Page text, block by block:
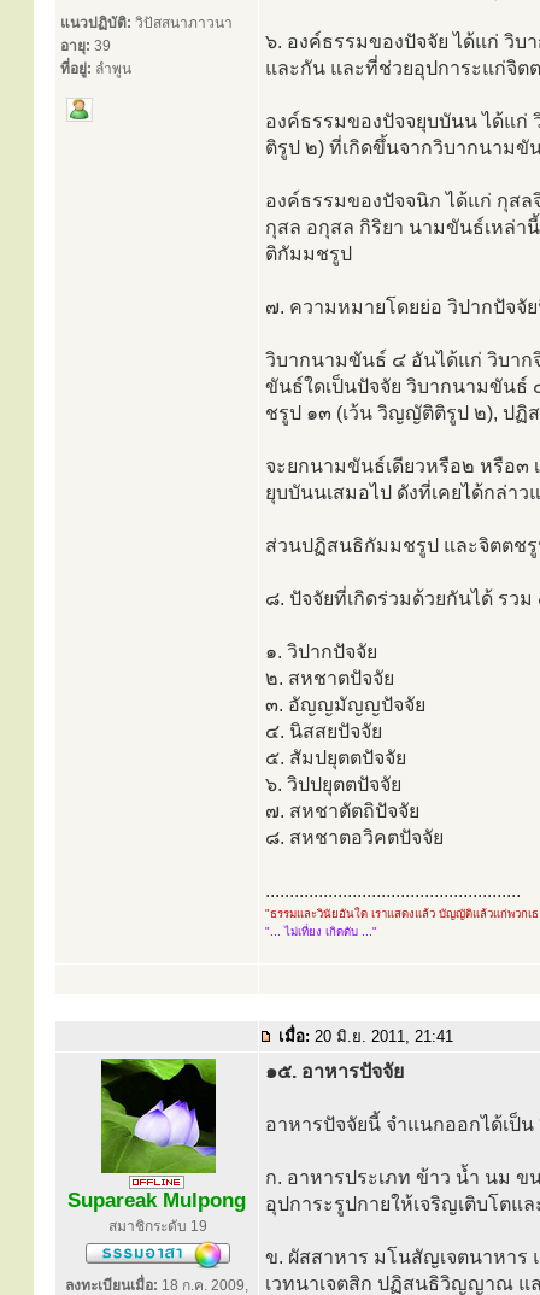
แนวปฏิบัติ: วิปัสสนาภาวนา
อายุ: 39
ที่อยู่: ลำพูน
๖. องค์ธรรมของปัจจัย ได้แก่ วิ
และกัน และที่ช่วยอุปการะแก่จิ
องค์ธรรมของปัจจยุบบันน ได้แก่
ติรูป ๒) ที่เกิดขึ้นจากวิบากนาม
องค์ธรรมของปัจจนิก ได้แก่ กุส
กุสล อกุสล กิริยา นามขันธ์เหล่
ติกัมมชรูป
๗. ความหมายโดยย่อ วิปากปัจจั
วิบากนามขันธ์ ๔ อันได้แก่ วิบาก
ขันธ์ใดเป็นปัจจัย วิบากนามขันธ์
ชรูป ๑๓ (เว้น วิญญัติติรูป ๒), ปฏิ
จะยกนามขันธ์เดียวหรือ๒ หรือ๓
ยุบบันนเสมอไป ดังที่เคยได้กล่าว
ส่วนปฏิสนธิกัมมชรูป และจิตตชรู
๘. ปัจจัยที่เกิดร่วมด้วยกันได้ รวม
๑. วิปากปัจจัย
๒. สหชาตปัจจัย
๓. อัญญมัญญปัจจัย
๔. นิสสยปัจจัย
๕. สัมปยุตตปัจจัย
๖. วิปปยุตตปัจจัย
๗. สหชาตัตถิปัจจัย
๘. สหชาตอวิคตปัจจัย
.....................................................
"ธรรมและวินัยอันใด เราแสดงแล้ว บัญญัติแล้วแก่พวกเ
"... ไม่เที่ยง เกิดดับ ..."
เมื่อ: 20 มิ.ย. 2011, 21:41
Supareak Mulpong
สมาชิกระดับ 19
ลงทะเบียนเมื่อ: 18 ก.ค. 2009,
๑๕. อาหารปัจจัย
อาหารปัจจัยนี้ จำแนกออกได้เป็
ก. อาหารประเภท ข้าว น้ำ นม ข
อุปการะรูปกายให้เจริญเติบโตแ
ข. ผัสสาหาร มโนสัญเจตนาหา
เวทนาเจตสิก ปฏิสนธิวิญญาณ แ